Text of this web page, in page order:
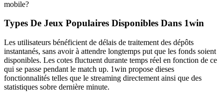
mobile?
Types De Jeux Populaires Disponibles Dans 1win
Les utilisateurs bénéficient de délais de traitement des dépôts
instantanés, sans avoir à attendre longtemps put que les fonds soient
disponibles. Les cotes fluctuent durante temps réel en fonction de ce
qui se passe pendant le match up. 1win propose dieses
fonctionnalités telles que le streaming directement ainsi que des
statistiques sobre dernière minute.